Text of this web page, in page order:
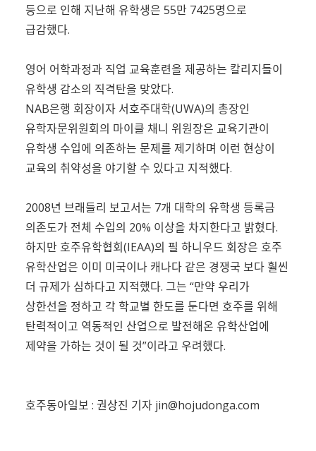
등으로 인해 지난해 유학생은 55만 7425명으로
급감했다.
영어 어학과정과 직업 교육훈련을 제공하는 칼리지들이
유학생 감소의 직격탄을 맞았다.
NAB은행 회장이자 서호주대학(UWA)의 총장인
유학자문위원회의 마이클 채니 위원장은 교육기관이
유학생 수입에 의존하는 문제를 제기하며 이런 현상이
교육의 취약성을 야기할 수 있다고 지적했다.
2008년 브래들리 보고서는 7개 대학의 유학생 등록금
의존도가 전체 수입의 20% 이상을 차지한다고 밝혔다.
하지만 호주유학협회(IEAA)의 필 하니우드 회장은 호주
유학산업은 이미 미국이나 캐나다 같은 경쟁국 보다 훨씬
더 규제가 심하다고 지적했다. 그는 “만약 우리가
상한선을 정하고 각 학교별 한도를 둔다면 호주를 위해
탄력적이고 역동적인 산업으로 발전해온 유학산업에
제약을 가하는 것이 될 것”이라고 우려했다.
호주동아일보 : 권상진 기자 jin@hojudonga.com